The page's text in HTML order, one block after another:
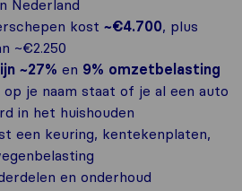
Nederland
kost ~€4.700, plus
~€2.250
~27% en 9% omzetbelasting
op je naam staat of je al een auto
in het huishouden
een keuring, kentekenplaten,
en onderhoud